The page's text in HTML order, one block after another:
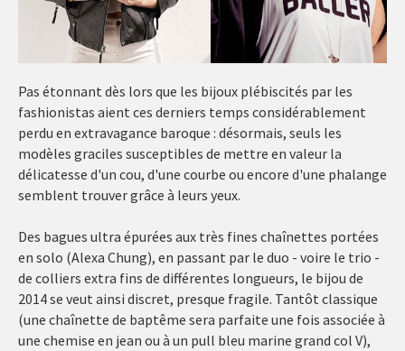
Pas étonnant dès lors que les bijoux plébiscités par les
fashionistas aient ces derniers temps considérablement
perdu en extravagance baroque : désormais, seuls les
modèles graciles susceptibles de mettre en valeur la
délicatesse d'un cou, d'une courbe ou encore d'une phalange
semblent trouver grâce à leurs yeux.
Des bagues ultra épurées aux très fines chaînettes portées
en solo (Alexa Chung), en passant par le duo - voire le trio -
de colliers extra fins de différentes longueurs, le bijou de
2014 se veut ainsi discret, presque fragile. Tantôt classique
(une chaînette de baptême sera parfaite une fois associée à
une chemise en jean ou à un pull bleu marine grand col V),